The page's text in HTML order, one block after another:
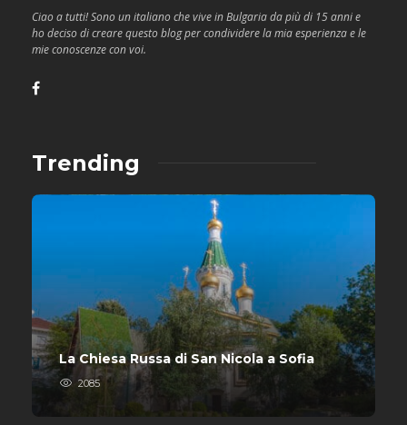
Ciao a tutti! Sono un italiano che vive in Bulgaria da più di 15 anni e
ho deciso di creare questo blog per condividere la mia esperienza e le
mie conoscenze con voi.
Trending
La Chiesa Russa di San Nicola a Sofia
2085